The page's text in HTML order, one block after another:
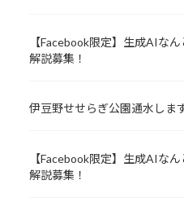
【Facebook限定】生成AIな
解説募集！
伊豆野せせらぎ公園通水しま
【Facebook限定】生成AIな
解説募集！